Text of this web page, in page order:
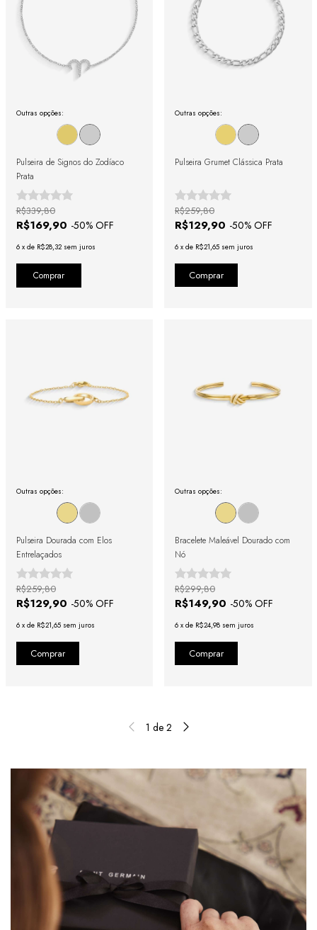
Outras opções:
Pulseira de Signos do Zodíaco
Prata
R$169,90 -50% OFF
R$339,80
6 x de R$28,32 sem juros
Comprar
Outras opções:
Pulseira Grumet Clássica Prata
R$129,90 -50% OFF
R$259,80
6 x de R$21,65 sem juros
Outras opções:
Pulseira Dourada com Elos
Entrelaçados
R$129,90 -50% OFF
R$259,80
6 x de R$21,65 sem juros
Outras opções:
Bracelete Maleável Dourado com
Nó
R$149,90 -50% OFF
R$299,80
6 x de R$24,98 sem juros
1 de 2